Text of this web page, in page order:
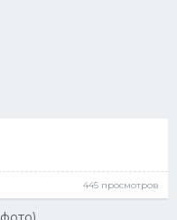
445 просмотров